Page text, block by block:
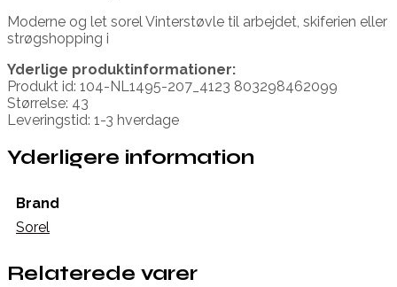
Moderne og let sorel Vinterstøvle til arbejdet, skiferien eller
strøgshopping i
Yderlige produktinformationer:
Produkt id: 104-NL1495-207_4123 803298462099
Størrelse: 43
Leveringstid: 1-3 hverdage
Yderligere information
Brand
Sorel
Relaterede varer